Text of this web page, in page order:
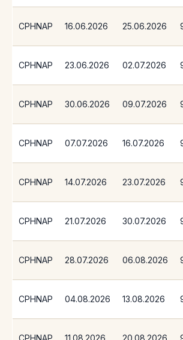
CPHNAP 16.06.2026 25.06.2026
CPHNAP 23.06.2026 02.07.2026
CPHNAP 30.06.2026 09.07.2026
CPHNAP 07.07.2026 16.07.2026
CPHNAP 14.07.2026 23.07.2026
CPHNAP 21.07.2026 30.07.2026
CPHNAP 28.07.2026 06.08.2026
CPHNAP 04.08.2026 13.08.2026
CPHNAP 11.08.2026 20.08.2026